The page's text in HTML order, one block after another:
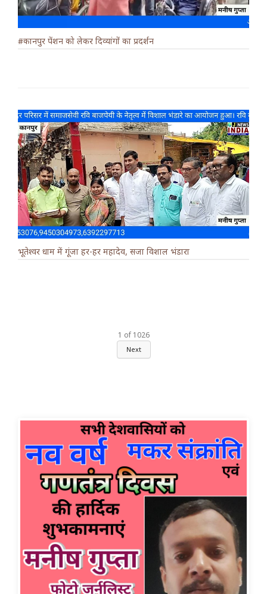
#कानपुर पेंशन को लेकर दिव्यांगों का प्रदर्शन
भूतेश्वर धाम में गूंजा हर-हर महादेव, सजा विशाल भंडारा
1 of 1026
Next